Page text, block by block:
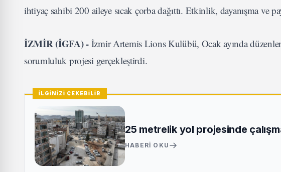
ihtiyaç sahibi 200 aileye sıcak çorba dağıttı. Etkinlik, dayanışma ve
İZMİR (İGFA) - İzmir Artemis Lions Kulübü, Ocak ayında
sorumluluk projesi gerçekleştirdi.
İLGİNİZİ ÇEKEBİLİR
25 metrelik yol projesinde
HABERI OKU